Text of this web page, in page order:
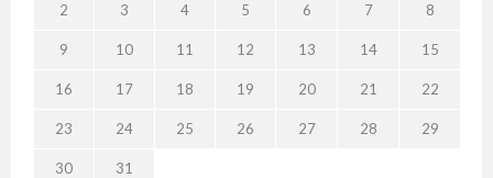
2 3 4 5 6 7 8
9 10 11 12 13 14 15
16 17 18 19 20 21 22
23 24 25 26 27 28 29
30
31